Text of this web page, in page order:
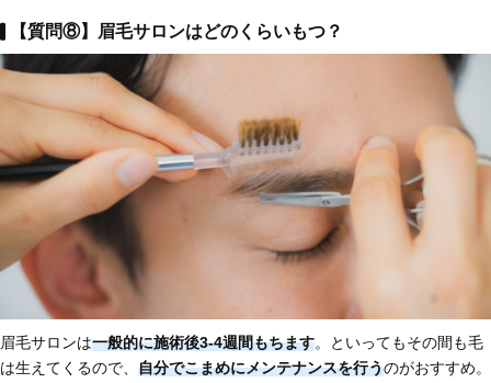
【質問⑧】眉毛サロンはどのくらいもつ？
眉毛サロンは一般的に施術後3-4週間もちます。といってもその間も毛
は生えてくるので、 自分でこまめにメンテナンスを行うのがおすすめ。